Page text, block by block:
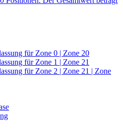
für Zone 0 | Zone 20
für Zone 1 | Zone 21
für Zone 2 | Zone 21 | Zone